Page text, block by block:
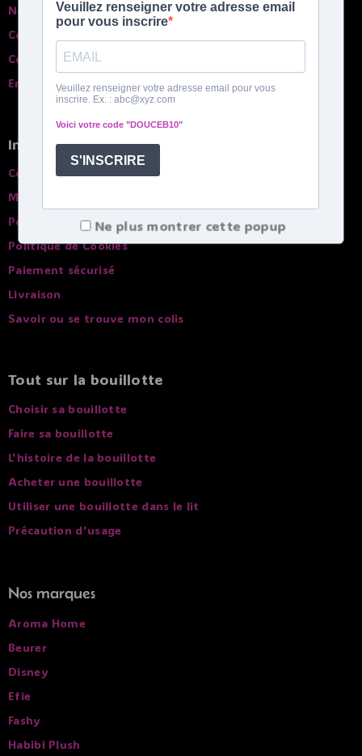
Nos garanties
Contactez-nous
Comparatif des bouillottes
English spoken
Infos pratiques
Conditions générales de ventes
Mentions légales
Politique de confidentialité
Politique de Cookies
Paiement sécurisé
Livraison
Savoir ou se trouve mon colis
Tout sur la bouillotte
Choisir sa bouillotte
Faire sa bouillotte
L'histoire de la bouillotte
Acheter une bouillotte
Utiliser une bouillotte dans le lit
Précaution d'usage
Nos marques
Aroma Home
Beurer
Disney
Efie
Fashy
Habibi Plush
Ne plus montrer cette popup